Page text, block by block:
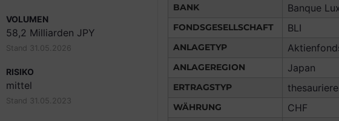
VOLUMEN
58,2 Milliarden JPY
Stand 31.05.2026
RISIKO
mittel
Stand 31.05.2023
BANK Banque
FONDSGESELLSCHAFT BLI
ANLAGETYP
ANLAGEREGION Japan
ERTRAGSTYP
WÄHRUNG CHF